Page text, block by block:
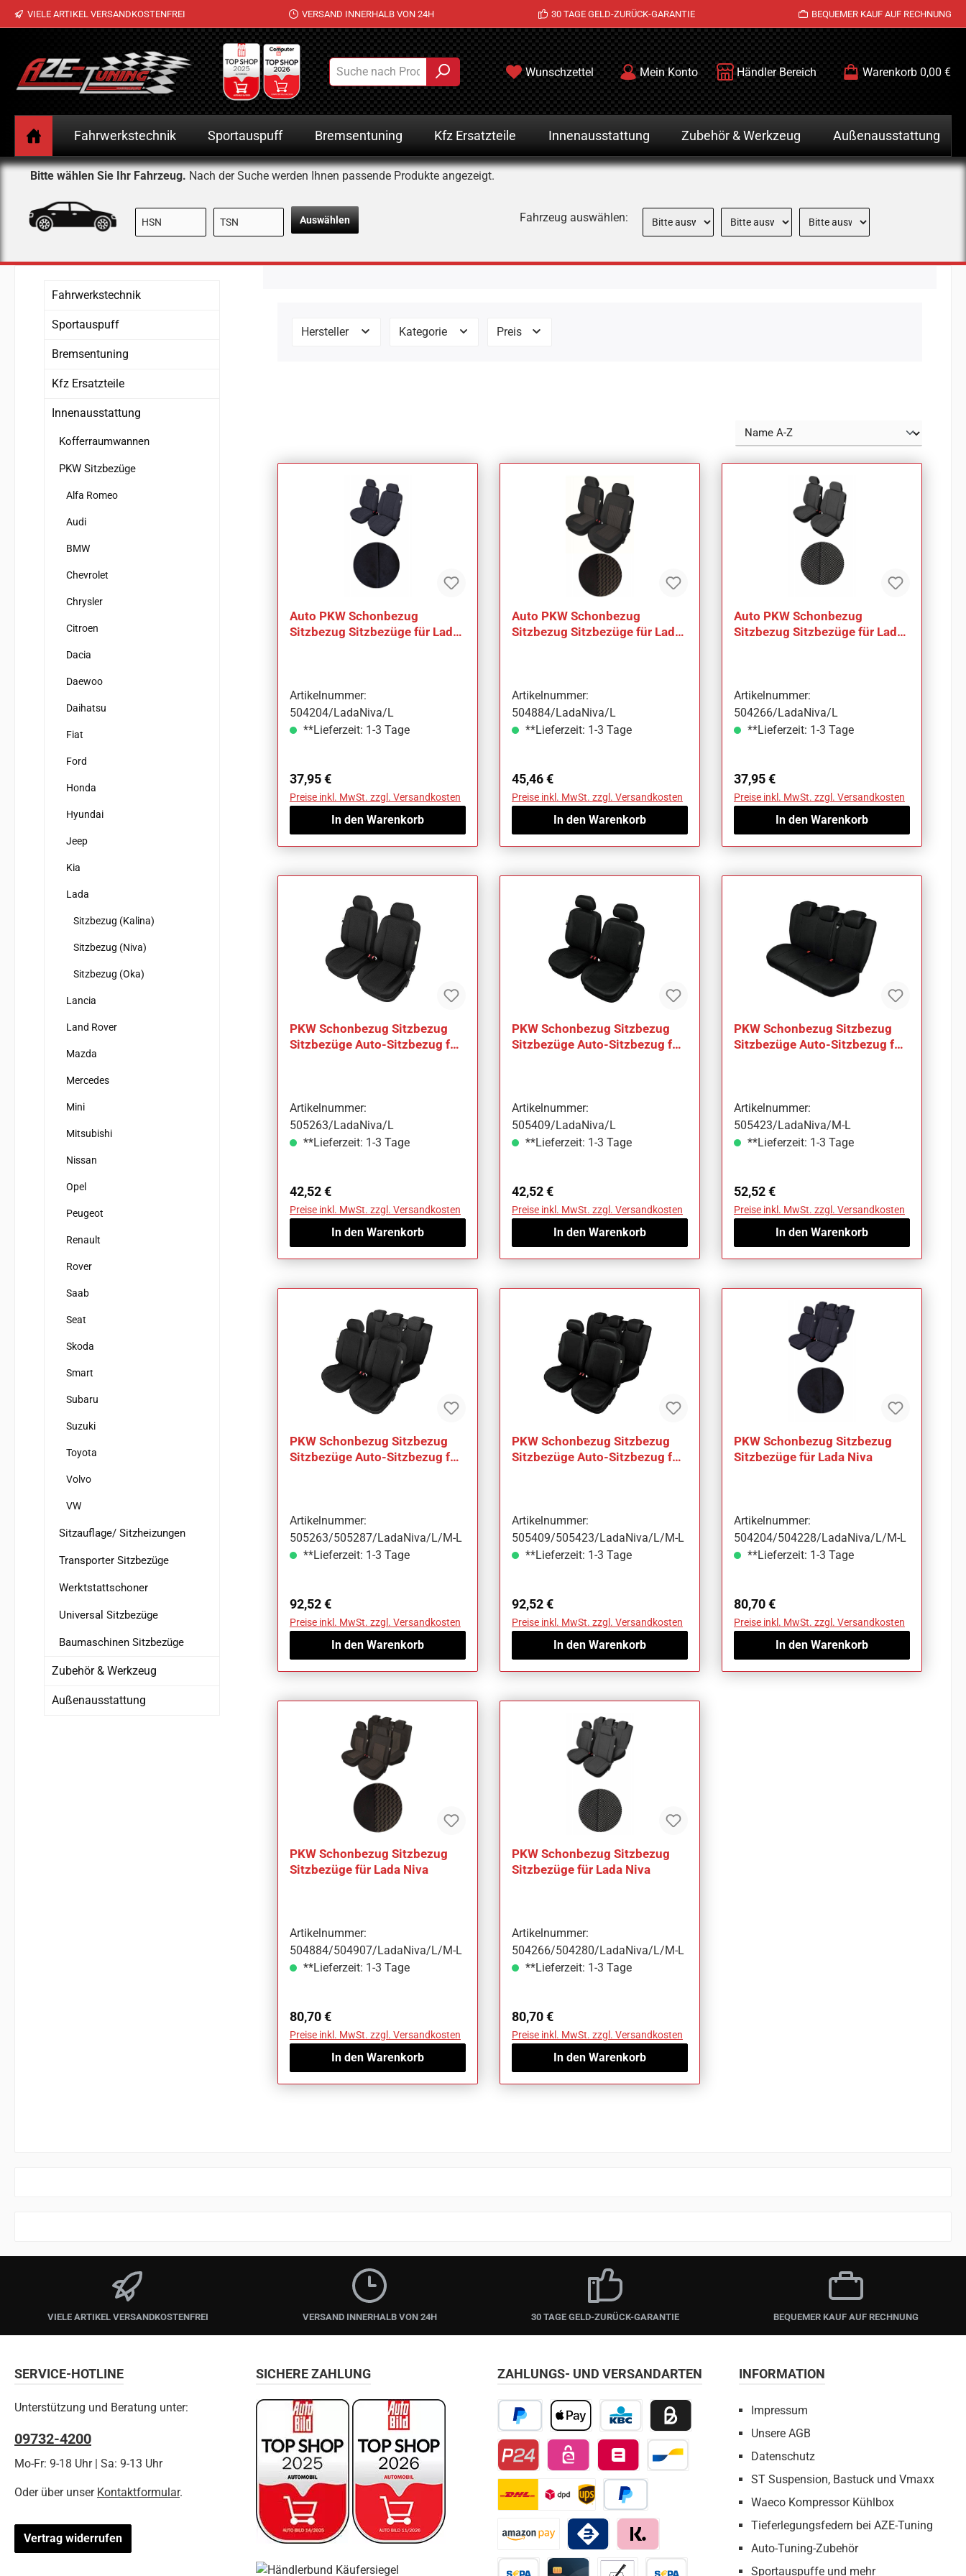
Hauptinhalt springen
Zur Suche springen
Zur Hauptnavigation springen
VIELE ARTIKEL VERSANDKOSTENFREI VERSAND INNERHALB VON 24H 30 TAGE GELD-ZURÜCK-GARANTIE BEQUEMER KAUF AUF RECHNUNG
Wunschzettel Mein Konto Händler Bereich Warenkorb 0,00 €
Fahrwerkstechnik Sportauspuff Bremsentuning Kfz Ersatzteile Innenausstattung Zubehör & Werkzeug Außenausstattung
Bitte wählen Sie Ihr Fahrzeug. Nach der Suche werden Ihnen passende Produkte angezeigt.
Auswählen Fahrzeug auswählen:
Fahrwerkstechnik
Sportauspuff
Bremsentuning
Kfz Ersatzteile
Innenausstattung
Kofferraumwannen
PKW Sitzbezüge
Alfa Romeo
Audi
BMW
Chevrolet
Chrysler
Citroen
Dacia
Daewoo
Daihatsu
Fiat
Ford
Honda
Hyundai
Jeep
Kia
Lada
Sitzbezug (Kalina)
Sitzbezug (Niva)
Sitzbezug (Oka)
Lancia
Land Rover
Mazda
Mercedes
Mini
Mitsubishi
Nissan
Opel
Peugeot
Renault
Rover
Saab
Seat
Skoda
Smart
Subaru
Suzuki
Toyota
Volvo
VW
Sitzauflage/ Sitzheizungen
Transporter Sitzbezüge
Werktstattschoner
Universal Sitzbezüge
Baumaschinen Sitzbezüge
Zubehör & Werkzeug
Außenausstattung
Hersteller Kategorie Preis
Auto PKW Schonbezug
Sitzbezug Sitzbezüge für Lada
Artikelnummer:
504204/LadaNiva/L
**Lieferzeit: 1-3 Tage
Regulärer Preis:
37,95 €
Preise inkl. MwSt. zzgl. Versandkosten
In den Warenkorb
Auto PKW Schonbezug
Sitzbezug Sitzbezüge für Lada
Artikelnummer:
504884/LadaNiva/L
**Lieferzeit: 1-3 Tage
Regulärer Preis:
45,46 €
Preise inkl. MwSt. zzgl. Versandkosten
In den Warenkorb
Auto PKW Schonbezug
Sitzbezug Sitzbezüge für Lada
Artikelnummer:
504266/LadaNiva/L
**Lieferzeit: 1-3 Tage
Regulärer Preis:
37,95 €
Preise inkl. MwSt. zzgl. Versandkosten
In den Warenkorb
PKW Schonbezug Sitzbezug
Sitzbezüge Auto-Sitzbezug für
Artikelnummer:
505263/LadaNiva/L
**Lieferzeit: 1-3 Tage
Regulärer Preis:
42,52 €
Preise inkl. MwSt. zzgl. Versandkosten
In den Warenkorb
PKW Schonbezug Sitzbezug
Sitzbezüge Auto-Sitzbezug für
Artikelnummer:
505409/LadaNiva/L
**Lieferzeit: 1-3 Tage
Regulärer Preis:
42,52 €
Preise inkl. MwSt. zzgl. Versandkosten
In den Warenkorb
PKW Schonbezug Sitzbezug
Sitzbezüge Auto-Sitzbezug für
Artikelnummer:
505423/LadaNiva/M-L
**Lieferzeit: 1-3 Tage
Regulärer Preis:
52,52 €
Preise inkl. MwSt. zzgl. Versandkosten
In den Warenkorb
PKW Schonbezug Sitzbezug
Sitzbezüge Auto-Sitzbezug für
Artikelnummer:
505263/505287/LadaNiva/L/M-L
**Lieferzeit: 1-3 Tage
Regulärer Preis:
92,52 €
Preise inkl. MwSt. zzgl. Versandkosten
In den Warenkorb
PKW Schonbezug Sitzbezug
Sitzbezüge Auto-Sitzbezug für
Artikelnummer:
505409/505423/LadaNiva/L/M-L
**Lieferzeit: 1-3 Tage
Regulärer Preis:
92,52 €
Preise inkl. MwSt. zzgl. Versandkosten
In den Warenkorb
PKW Schonbezug Sitzbezug
Sitzbezüge für Lada Niva
Artikelnummer:
504204/504228/LadaNiva/L/M-L
**Lieferzeit: 1-3 Tage
Regulärer Preis:
80,70 €
Preise inkl. MwSt. zzgl. Versandkosten
In den Warenkorb
PKW Schonbezug Sitzbezug
Sitzbezüge für Lada Niva
Artikelnummer:
504884/504907/LadaNiva/L/M-L
**Lieferzeit: 1-3 Tage
Regulärer Preis:
80,70 €
Preise inkl. MwSt. zzgl. Versandkosten
In den Warenkorb
PKW Schonbezug Sitzbezug
Sitzbezüge für Lada Niva
Artikelnummer:
504266/504280/LadaNiva/L/M-L
**Lieferzeit: 1-3 Tage
Regulärer Preis:
80,70 €
Preise inkl. MwSt. zzgl. Versandkosten
In den Warenkorb
VIELE ARTIKEL VERSANDKOSTENFREI VERSAND INNERHALB VON 24H 30 TAGE GELD-ZURÜCK-GARANTIE BEQUEMER KAUF AUF RECHNUNG
SERVICE-HOTLINE
Unterstützung und Beratung unter:
09732-4200
Mo-Fr: 9-18 Uhr | Sa: 9-13 Uhr
Oder über unser Kontaktformular.
Vertrag widerrufen
ZAHLUNGS- UND VERSANDARTEN
PayPal Apple PayKBC/CBC PaymentBillie / Kauf auf Rechnung
Przelewy24 Belfius Direct Net
Bancontact
Später bezahlen
Amazon Pay Bancomat Pay
Klarna
INFORMATION
Impressum
Unsere AGB
Datenschutz
ST Suspension, Bastuck und Vmaxx
Waeco Kompressor Kühlbox
Tieferlegungsfedern bei AZE-Tuning
Auto-Tuning-Zubehör
Sportauspuffe und mehr
SICHERE ZAHLUNG